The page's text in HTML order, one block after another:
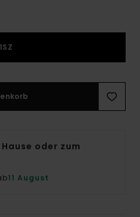
1SZ
oder zum
11 August